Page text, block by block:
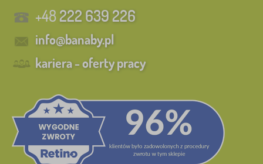
+48222 639 226
info@banaby.pl
kariera - oferty pracy